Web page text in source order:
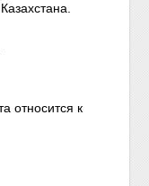
относится к